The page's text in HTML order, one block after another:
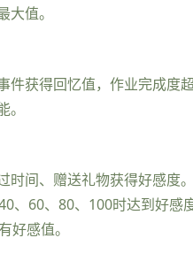
大值。
件获得回忆值，作业完成度
时间、赠送礼物获得好感度。
、60、80、100时达到好感
好感值。